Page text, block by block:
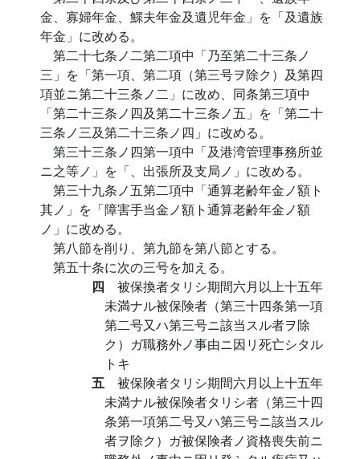
金、寡婦年金、鰥夫年金及遺児年金」を「及遺族
年金」に改める。
第二十七条ノ二第二項中「乃至第二十三条ノ
三」を「第一項、第二項（第三号ヲ除ク）及第四
項並ニ第二十三条ノ二」に改め、同条第三項中
「第二十三条ノ四及第二十三条ノ五」を「第二十
三条ノ三及第二十三条ノ四」に改める。
第三十三条ノ四第一項中「及港湾管理事務所並
ニ之等ノ」を「、出張所及支局ノ」に改める。
第三十九条ノ五第二項中「通算老齢年金ノ額ト
其ノ」を「障害手当金ノ額ト通算老齢年金ノ額
ノ」に改める。
第八節を削り、第九節を第八節とする。
第五十条に次の三号を加える。
四 被保換者タリシ期間六月以上十五年
未満ナル被保険者（第三十四条第一項
第二号又ハ第三号ニ該当スル者ヲ除
ク）ガ職務外ノ事由ニ因リ死亡シタル
トキ
五 被保険者タリシ期間六月以上十五年
未満ナル被保険者タリシ者（第三十四
条第一項第二号又ハ第三号ニ該当スル
者ヲ除ク）ガ被保険者ノ資格喪失前ニ